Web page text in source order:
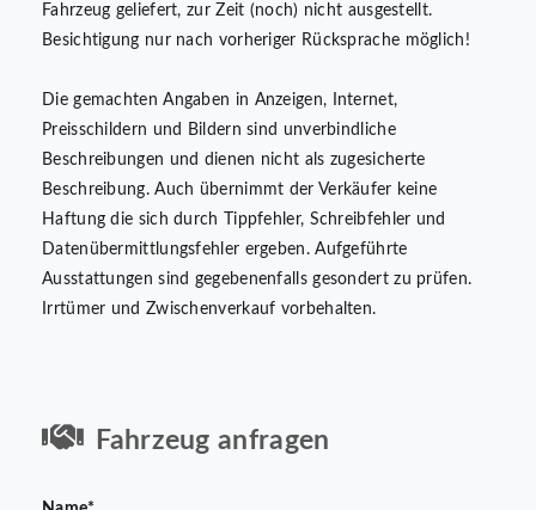
Fahrzeug geliefert, zur Zeit (noch) nicht ausgestellt.
Besichtigung nur nach vorheriger Rücksprache möglich!
Die gemachten Angaben in Anzeigen, Internet,
Preisschildern und Bildern sind unverbindliche
Beschreibungen und dienen nicht als zugesicherte
Beschreibung. Auch übernimmt der Verkäufer keine
Haftung die sich durch Tippfehler, Schreibfehler und
Datenübermittlungsfehler ergeben. Aufgeführte
Ausstattungen sind gegebenenfalls gesondert zu prüfen.
Irrtümer und Zwischenverkauf vorbehalten.
Fahrzeug anfragen